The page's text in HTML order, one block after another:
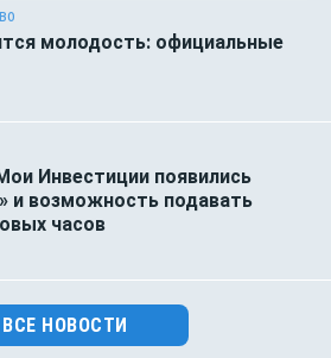
молодость: официальные
Инвестиции появились
и возможность подавать
часов
ВСЕ НОВОСТИ